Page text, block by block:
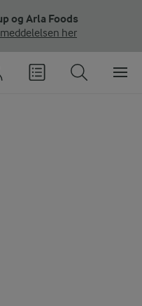
og Arla Foods
her